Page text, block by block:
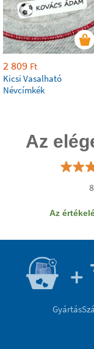
2 809 Ft
Kicsi Vasalható
Névcímkék
Az
Az
Gyártás